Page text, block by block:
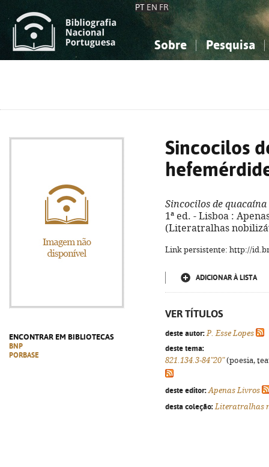
PT EN FR
Sobre Pesquisa
ENCONTRAR EM BIBLIOTECAS
BNP
PORBASE
Sincocilos
Sincocilos de
1ª ed. - Lisboa :
(Literatralhas
Link persistente: http://
ADICIONAR À LISTA
VER TÍTULOS
deste autor: P. Esse Lopes
deste tema:
821.134.3-84"20"(poesia,
deste editor: Apenas Livros
desta coleção: Literatralhas